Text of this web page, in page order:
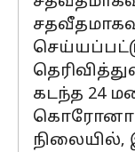
கடந்த 24
கொரோனா
நிலையில்,